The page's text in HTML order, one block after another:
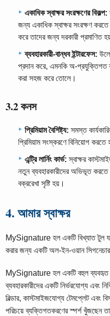
একাধিক স্বাক্ষর সংরক্ষণের বিকল্প:
জন্য একাধিক স্বাক্ষর সংরক্ষণ করতে
করে তাদের জন্য দরকারী প্রমাণিত
ব্যবহারকারী-বান্ধব ইন্টারফেস:
প্রদান করে, এমনকি অ-প্রযুক্তিগত
করা সহজ করে তোলে।
3.2 কনস
প্রিমিয়াম বৈশিষ্ট্য: সমস্ত
প্রিমিয়াম সংস্করণে বিনিয়োগ করতে
এন্ট্রি লার্নিং কার্ভ: স্বাক্ষর
নতুন ব্যবহারকারীদের অভিভূত করতে
বক্ররেখা সৃষ্টি হয়।
4. আমার স্বাক্ষর
MySignature হল একটি বিখ্যাত টুল যা
করার জন্য একটি অল-ইন-ওয়ান
MySignature হল একটি বহুল ব্যবহৃত
ব্যবহারকারীদের একটি নির্ভরযোগ্য এবং
বিল্ডার, কাস্টমাইজযোগ্য টেমপ্লেট এবং
পরিচয়ে ব্যক্তিগতকরণের স্পর্শ খুঁজছেন